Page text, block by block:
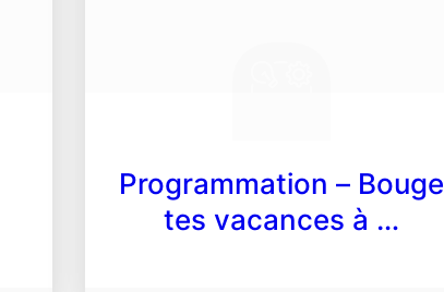
Programmation – Bouge
tes vacances à …